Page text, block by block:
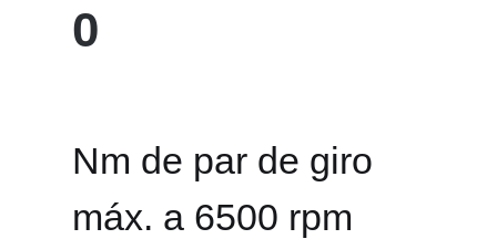
0
Nm de par de giro
máx. a 6500 rpm